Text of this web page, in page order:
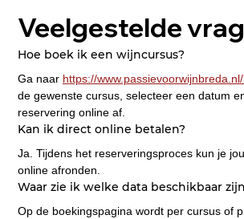
Veelgestelde
Hoe boek ik een wijncursus?
Ga naar https://
de gewenste cursus, selecteer een datum
reservering online af.
Kan ik direct online betalen?
Ja. Tijdens het reserveringsproces kun je
online afronden.
Waar zie ik welke data beschikbaar
Op de boekingspagina wordt per cursus of